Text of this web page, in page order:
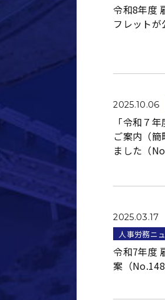
令和8年度
フレットが
2025.10.06
「令和７
ご案内（
ました（
2025.03.17
人事労務ニ
令和7年度
案（